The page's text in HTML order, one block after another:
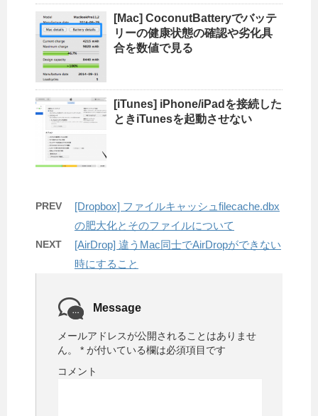
[Mac] CoconutBatteryでバッテ
リーの健康状態の確認や劣化具
合を数値で見る
[iTunes] iPhone/iPadを接続した
ときiTunesを起動させない
PREV
[Dropbox] ファイルキャッシュfilecache.dbx
の肥大化とそのファイルについて
NEXT
[AirDrop] 違うMac同士でAirDropができない
時にすること
Message
メールアドレスが公開されることはありませ
ん。
* が付いている欄は必須項目です
コメント